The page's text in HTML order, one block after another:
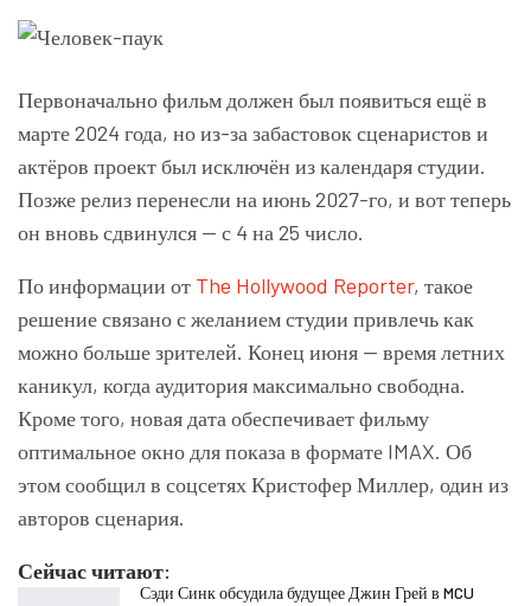
Первоначально фильм должен был появиться ещё в
марте 2024 года, но из-за забастовок сценаристов и
актёров проект был исключён из календаря студии.
Позже релиз перенесли на июнь 2027-го, и вот теперь
он вновь сдвинулся — с 4 на 25 число.
По информации от The Hollywood Reporter, такое
решение связано с желанием студии привлечь как
можно больше зрителей. Конец июня — время летних
каникул, когда аудитория максимально свободна.
Кроме того, новая дата обеспечивает фильму
оптимальное окно для показа в формате IMAX. Об
этом сообщил в соцсетях Кристофер Миллер, один из
авторов сценария.
Сейчас читают:
Сэди Синк обсудила будущее Джин Грей в MCU